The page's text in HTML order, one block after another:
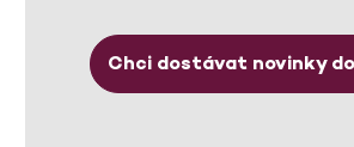
Chci dostávat novinky do